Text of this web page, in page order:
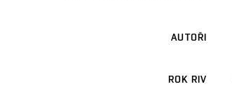
AUTOŘI
ROK RIV